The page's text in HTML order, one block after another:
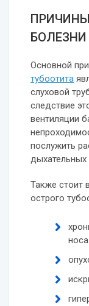
БОЛЕЗНИ
Основной
тубоотита
слуховой
следствие
вентиляции
послужить
дыхательных
Также стоит
острого